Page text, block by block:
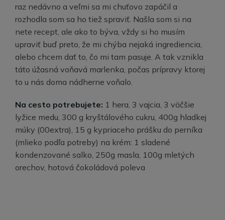
raz nedávno a veľmi sa mi chuťovo zapáčil a
rozhodla som sa ho tiež spraviť. Našla som si na
nete recept, ale ako to býva, vždy si ho musím
upraviť buď preto, že mi chýba nejaká ingrediencia,
alebo chcem dať to, čo mi tam pasuje. A tak vznikla
táto úžasná voňavá marlenka, počas prípravy ktorej
to u nás doma nádherne voňalo.
Na cesto potrebujete: 1 hera, 3 vajcia, 3 väčšie
lyžice medu, 300 g kryštálového cukru, 400g hladkej
múky (00extra), 15 g kypriaceho prášku do perníka
(mlieko podľa potreby) na krém: 1 sladené
kondenzované salko, 250g masla, 100g mletých
orechov, hotová čokoládová poleva